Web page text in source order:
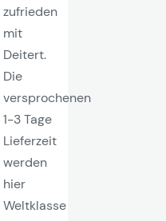
zufrieden
mit
Deitert.
Die
versprochenen
1-3 Tage
Lieferzeit
werden
hier
Weltklasse